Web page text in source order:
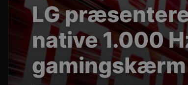
LG
native 1.000
gamingskærm